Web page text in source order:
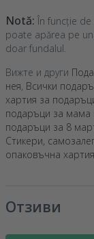
Notă: În funcție
poate apărea pe
doar fundalul.
Вижте и други
нея, Всички
хартия за
подаръци за мама
подаръци за 8
Стикери,
опаковъчна
Отзиви